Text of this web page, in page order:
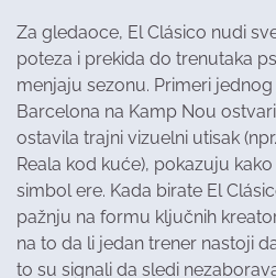
Za gledaoce, El Clásico nudi
poteza i prekida do trenutaka
menjaju sezonu. Primeri
Barcelona na Kamp Nou
ostavila trajni vizuelni utisak
Reala kod kuće), pokazuju
simbol ere. Kada birate El
pažnju na formu ključnih
na to da li jedan trener nastoji
to su signali da sledi